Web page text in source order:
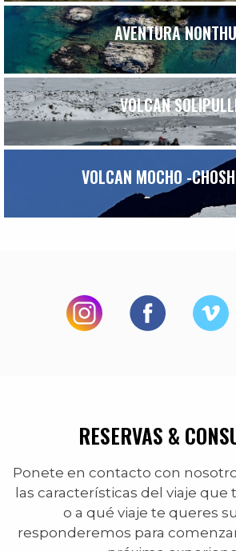
AVENTURA
VOLCAN
VOLCAN MOCHO -
RESERVAS &
Ponete en contacto con
las características del viaje
o a qué viaje te queres
responderemos para